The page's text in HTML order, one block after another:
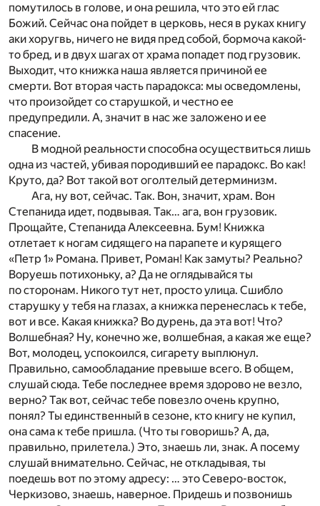
помутилось в голове, и она решила, что это ей глас
Божий. Сейчас она пойдет в церковь, неся в руках книгу
аки хоругвь, ничего не видя пред собой, бормоча какой-
то бред, и в двух шагах от храма попадет под грузовик.
Выходит, что книжка наша является причиной ее
смерти. Вот вторая часть парадокса: мы осведомлены,
что произойдет со старушкой, и честно ее
предупредили. А, значит в нас же заложено и ее
спасение.
В модной реальности способна осуществиться лишь
одна из частей, убивая породивший ее парадокс. Во как!
Круто, да? Вот такой вот оголтелый детерминизм.
Ага, ну вот, сейчас. Так. Вон, значит, храм. Вон
Степанида идет, подвывая. Так… ага, вон грузовик.
Прощайте, Степанида Алексеевна. Бум! Книжка
отлетает к ногам сидящего на парапете и курящего
«Петр 1» Романа. Привет, Роман! Как замуты? Реально?
Воруешь потихоньку, а? Да не оглядывайся ты
по сторонам. Никого тут нет, просто улица. Сшибло
старушку у тебя на глазах, а книжка перенеслась к тебе,
вот и все. Какая книжка? Во дурень, да эта вот! Что?
Волшебная? Ну, конечно же, волшебная, а какая же еще?
Вот, молодец, успокоился, сигарету выплюнул.
Правильно, самообладание превыше всего. В общем,
слушай сюда. Тебе последнее время здорово не везло,
верно? Так вот, сейчас тебе повезло очень крупно,
понял? Ты единственный в сезоне, кто книгу не купил,
она сама к тебе пришла. (Что ты говоришь? А, да,
правильно, прилетела.) Это, знаешь ли, знак. А посему
слушай внимательно. Сейчас, не откладывая, ты
поедешь вот по этому адресу: … это Северо-восток,
Черкизово, знаешь, наверное. Придешь и позвонишь